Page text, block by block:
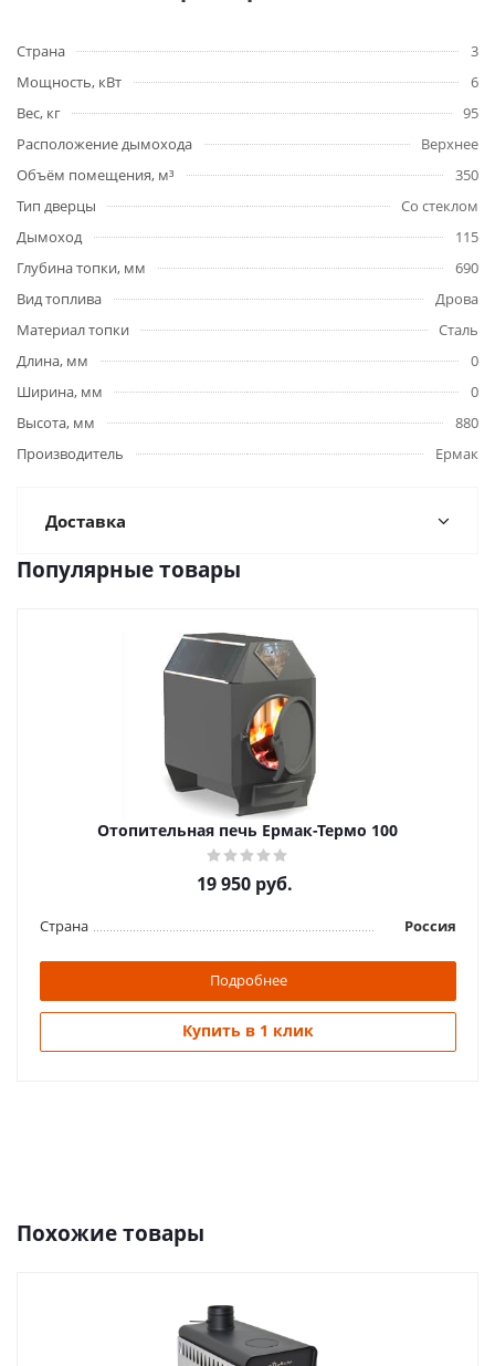
Страна
3
Мощность, кВт
6
Вес, кг
95
Расположение дымохода
Верхнее
Объём помещения, м³
350
Тип дверцы
Со стеклом
Дымоход
115
Глубина топки, мм
690
Вид топлива
Дрова
Материал топки
Сталь
Длина, мм
0
Ширина, мм
0
Высота, мм
880
Производитель
Ермак
Доставка
Популярные товары
Отопительная печь Ермак-Термо 100
19 950руб.
Страна Россия
Подробнее
Купить в 1 клик
Похожие товары